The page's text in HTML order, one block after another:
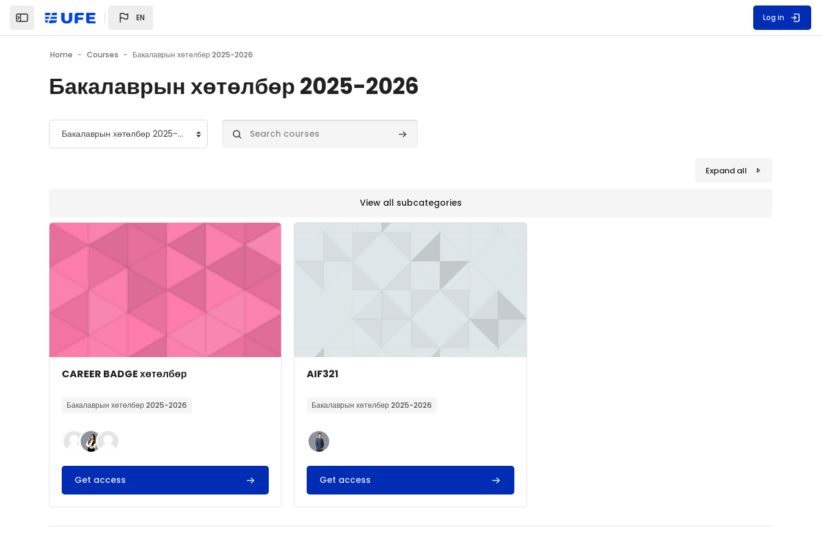
EN Log in
Home Courses Бакалаврын хөтөлбөр 2025-2026
Бакалаврын хөтөлбөр 2025-2026
Course categories Search courses Search courses
Expand all
View all subcategories
Course image" CAREER BADGE хөтөлбөр
Course image
Course name
CAREER BADGE хөтөлбөр
Бакалаврын хөтөлбөр 2025-2026
Get access
Course image" AIF321
Course image
Course name
AIF321
Бакалаврын хөтөлбөр 2025-2026
Get access